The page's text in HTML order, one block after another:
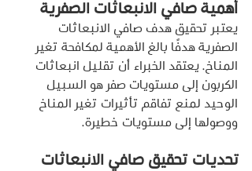
أهمية صافي الانبعاثات الصفرية
يعتبر تحقيق هدف صافي الانبعاثات
الصفرية هدفًا بالغ الأهمية لمكافحة تغير
المناخ. يعتقد الخبراء أن تقليل انبعاثات
الكربون إلى مستويات صفر هو السبيل
الوحيد لمنع تفاقم تأثيرات تغير المناخ
ووصولها إلى مستويات خطيرة.
تحديات تحقيق صافي الانبعاثات